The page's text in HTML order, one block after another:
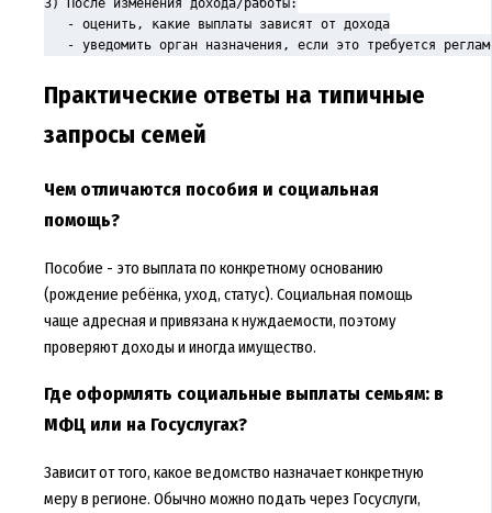
   - оценить, какие выплаты зависят от дохода
- уведомить орган назначения, если это требуется
Практические ответы на типичные
запросы семей
Чем отличаются пособия и социальная
помощь?
Пособие - это выплата по конкретному основанию
(рождение ребёнка, уход, статус). Социальная помощь
чаще адресная и привязана к нуждаемости, поэтому
проверяют доходы и иногда имущество.
Где оформлять социальные выплаты семьям: в
МФЦ или на Госуслугах?
Зависит от того, какое ведомство назначает конкретную
меру в регионе. Обычно можно подать через Госуслуги,